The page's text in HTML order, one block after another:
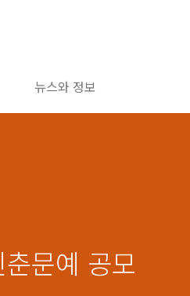
뉴스와 정보
문예 공모